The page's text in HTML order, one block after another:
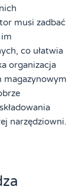
musi zadbać
co ułatwia
organizacja
magazynowym
narzędziowni.